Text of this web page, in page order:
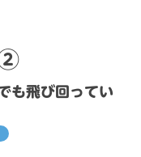
②
も飛び回ってい